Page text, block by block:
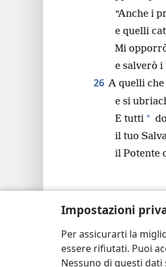
Impostazioni
Per assicurarti la
essere rifiutati. Puoi
Nessuno di questi dati
“Anche i
e quelli
Mi
e salverò
26 A quelli
e si
E tutti *
il tuo
il Potente
Copyright